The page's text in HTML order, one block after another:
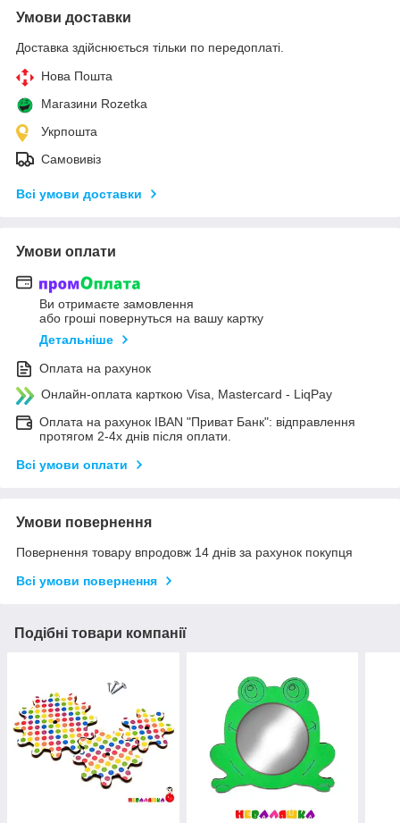
Умови доставки
Доставка здійснюється тільки по передоплаті.
Нова Пошта
Магазини Rozetka
Укрпошта
Самовивіз
Всі умови доставки
Умови оплати
Ви отримаєте замовлення
або гроші повернуться на вашу картку
Детальніше
Оплата на рахунок
Онлайн-оплата карткою Visa, Mastercard - LiqPay
Оплата на рахунок IBAN "Приват Банк": відправлення
протягом 2-4х днів після оплати.
Всі умови оплати
Умови повернення
Повернення товару впродовж 14 днів за рахунок покупця
Всі умови повернення
Подібні товари компанії